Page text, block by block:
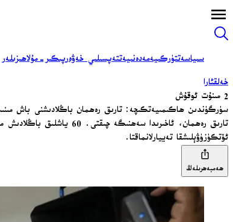
سىياسەتتۈركىيەمەدەنىيەتتەپسىلىي خەۋەرپىكىر-مۇلاھىزىلەر
خەلقئارا
2 مىنۇت ئوقۇش
سۈرگۈندىن ھاكىمىيەتكىچە: تارىق رەھمان باڭلادىشنى باش
ئۆتكۈزۈۋېلىشقا تەييارلانماقتا.
ھەمبەھرىلەڭ